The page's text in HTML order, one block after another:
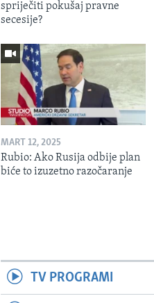
spriječiti pokušaj pravne
secesije?
MART 12, 2025
Rubio: Ako Rusija odbije plan
biće to izuzetno razočaranje
TV PROGRAMI